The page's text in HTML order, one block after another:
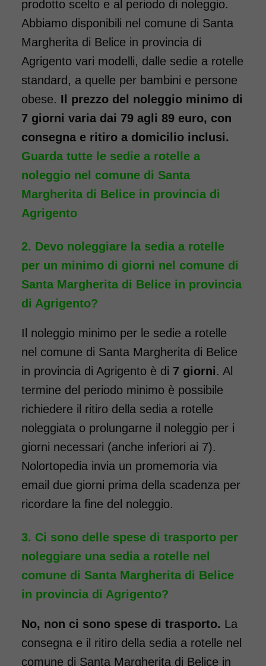
Noleggio Carrozzina
pieghevole transito - Con
reggigambe - Seduta 40
cm
Noleggio sedia a rotelle seduta
40 cm TRANSITO con pedane
elevabili estraibili. Il noleggio
da 76 euro. Consegniamo a
domicilio in tutta Italia,
contattaci per maggiori
informazioni.
COSTO NOLEGGIO
da 76,01€
SCHEDA COMPLETA
Noleggio Carrozzina
pieghevole transito -
Seduta 40 cm
Noleggio sedia a rotelle seduta
40 cm TRANSITO con pedane
standard estraibili. Noleggio
minimo 7 giorni a partire da 69
euro. Consegniamo a domicilio
prodotto scelto e al periodo di noleggio.
Abbiamo disponibili nel comune di Santa
Margherita di Belice in provincia di
Agrigento vari modelli, dalle sedie a rotelle
standard, a quelle per bambini e persone
obese. Il prezzo del noleggio minimo di
7 giorni varia dai 79 agli 89 euro, con
consegna e ritiro a domicilio inclusi.
Guarda tutte le sedie a rotelle a
noleggio nel comune di Santa
Margherita di Belice in provincia di
Agrigento
Devo noleggiare la sedia a rotelle
per un minimo di giorni nel comune di
Santa Margherita di Belice in provincia
di Agrigento?
Il noleggio minimo per le sedie a rotelle
nel comune di Santa Margherita di Belice
in provincia di Agrigento è di 7 giorni. Al
termine del periodo minimo è possibile
richiedere il ritiro della sedia a rotelle
noleggiata o prolungarne il noleggio per i
giorni necessari (anche inferiori ai 7).
Nolortopedia invia un promemoria via
email due giorni prima della scadenza per
ricordare la fine del noleggio.
Ci sono delle spese di trasporto per
noleggiare una sedia a rotelle nel
comune di Santa Margherita di Belice
in provincia di Agrigento?
No, non ci sono spese di trasporto. La
consegna e il ritiro della sedia a rotelle nel
comune di Santa Margherita di Belice in